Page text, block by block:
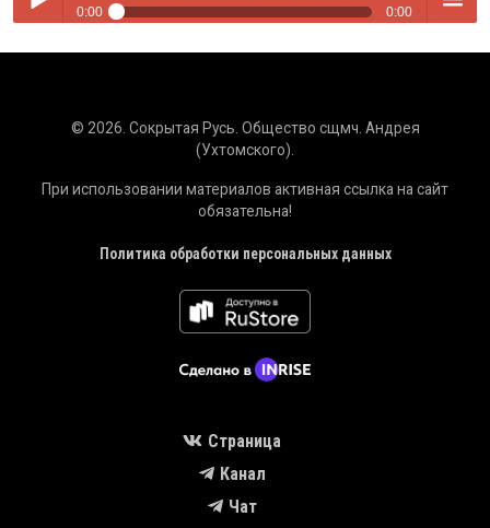
0:00 0:00
© 2026. Сокрытая Русь. Общество сщмч. Андрея
(Ухтомского).
При использовании материалов активная ссылка на сайт
обязательна!
Политика обработки персональных данных
Страница
Канал
Чат